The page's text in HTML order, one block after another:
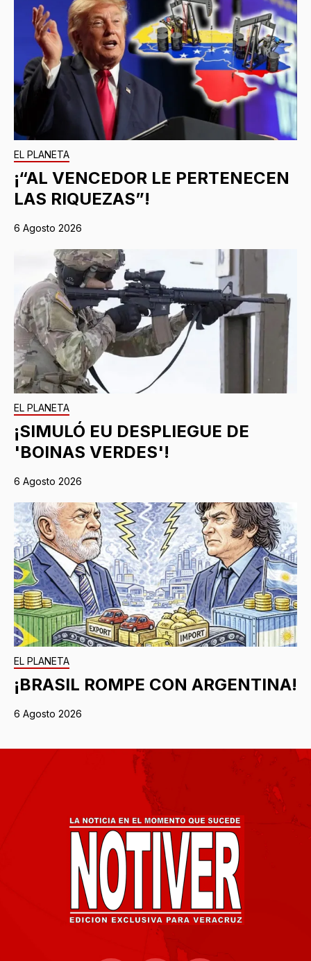
EL PLANETA
¡“AL VENCEDOR LE PERTENECEN
LAS RIQUEZAS”!
6 Agosto 2026
EL PLANETA
¡SIMULÓ EU DESPLIEGUE DE
'BOINAS VERDES'!
6 Agosto 2026
EL PLANETA
¡BRASIL ROMPE CON ARGENTINA!
6 Agosto 2026